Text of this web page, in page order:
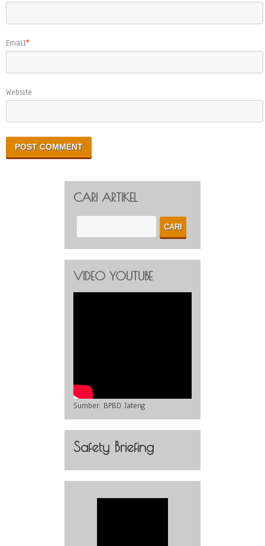
Email*
Website
CARI ARTIKEL
VIDEO YOUTUBE
Sumber: BPBD Jateng
Safety Briefing